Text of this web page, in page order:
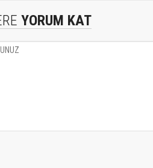
YORUM KAT